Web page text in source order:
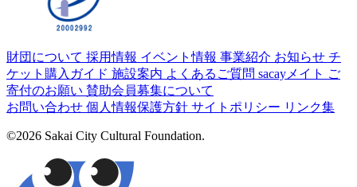
財団について 採用情報 イベント情報 事業紹介 お知らせ チ
ケット購入ガイド 施設案内 よくあるご質問 sacayメイト ご
寄付のお願い 賛助会員募集について
お問い合わせ 個人情報保護方針 サイトポリシー リンク集
©2026 Sakai City Cultural Foundation.